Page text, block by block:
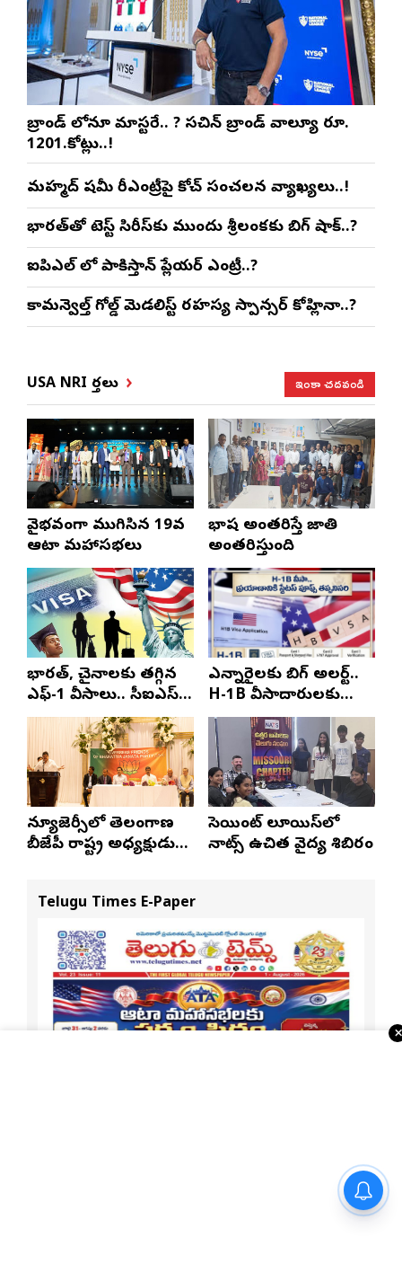
బ్రాండ్ లోనూ మాస్టరే.. ? సచిన్ బ్రాండ్ వాల్యూ రూ.
1201.కోట్లు..!
మహ్మద్ షమీ రీఎంట్రీపై కోచ్ సంచలన వ్యాఖ్యలు..!
భారత్‌తో టెస్ట్ సిరీస్‌కు ముందు శ్రీలంకకు బిగ్ షాక్..?
ఐపిఎల్ లో పాకిస్తాన్ ప్లేయర్ ఎంట్రీ..?
కామన్వెల్త్ గోల్డ్ మెడలిస్ట్ రహస్య స్పాన్సర్ కోహ్లినా..?
USA NRI వార్తలు ఇంకా చదవండి
వైభవంగా ముగిసిన 19వ
ఆటా మహాసభలు
భాష అంతరిస్తే జాతి
అంతరిస్తుంది
భారత్, చైనాలకు తగ్గిన
ఎఫ్-1 వీసాలు.. సీఐఎస్
నివేదిక..!
ఎన్నారైలకు బిగ్ అలర్ట్..
H-1B వీసాదారులకు
ప్రయాణ సమయంలో
స్టేటస్ ప్రూఫ్స్ తప్పనిసరి..!
న్యూజెర్సీలో తెలంగాణ
బీజేపీ రాష్ట్ర అధ్యక్షుడు
సెయింట్ లూయిస్‌లో
నాట్స్ ఉచిత వైద్య శిబిరం
Telugu Times E-Paper